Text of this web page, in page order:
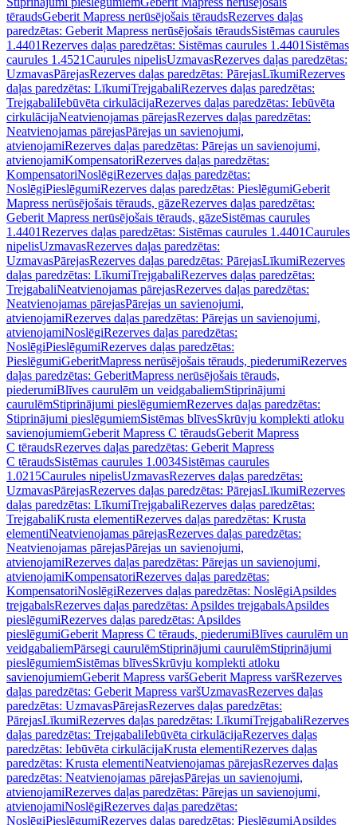
tēraudsGeberit Mapress nerūsējošais tēraudsRezerves daļas
paredzētas: Geberit Mapress nerūsējošais tēraudsSistēmas caurules
1.4401Rezerves daļas paredzētas: Sistēmas caurules 1.4401 Sistēmas
caurules 1.4521Caurules nipelisUzmavasRezerves daļas paredzētas:
UzmavasPārejasRezerves daļas paredzētas: PārejasLīkumiRezerves
daļas paredzētas: LīkumiTrejgabaliRezerves daļas paredzētas:
TrejgabaliIebūvēta cirkulācijaRezerves daļas paredzētas: Iebūvēta
cirkulācijaNeatvienojamas pārejasRezerves daļas paredzētas:
Neatvienojamas pārejasPārejas un savienojumi,
atvienojamiRezerves daļas paredzētas: Pārejas un savienojumi,
atvienojamiKompensatoriRezerves daļas paredzētas:
KompensatoriNoslēgiRezerves daļas paredzētas:
NoslēgiPieslēgumiRezerves daļas paredzētas: PieslēgumiGeberit
Mapress nerūsējošais tērauds, gāzeRezerves daļas paredzētas:
Geberit Mapress nerūsējošais tērauds, gāzeSistēmas caurules
1.4401Rezerves daļas paredzētas: Sistēmas caurules 1.4401Caurules
nipelisUzmavasRezerves daļas paredzētas:
UzmavasPārejasRezerves daļas paredzētas: PārejasLīkumiRezerves
daļas paredzētas: LīkumiTrejgabaliRezerves daļas paredzētas:
TrejgabaliNeatvienojamas pārejasRezerves daļas paredzētas:
Neatvienojamas pārejasPārejas un savienojumi,
atvienojamiRezerves daļas paredzētas: Pārejas un savienojumi,
atvienojamiNoslēgiRezerves daļas paredzētas:
NoslēgiPieslēgumiRezerves daļas paredzētas:
PieslēgumiGeberitMapress nerūsējošais tērauds, piederumiRezerves
daļas paredzētas: GeberitMapress nerūsējošais tērauds,
piederumiBlīves caurulēm un veidgabaliemStiprinājumi
caurulēmStiprinājumi pieslēgumiemRezerves daļas paredzētas:
Stiprinājumi pieslēgumiemSistēmas blīvesSkrūvju komplekti atloku
savienojumiemGeberit Mapress C tēraudsGeberit Mapress
C tēraudsRezerves daļas paredzētas: Geberit Mapress
C tēraudsSistēmas caurules 1.0034Sistēmas caurules
1.0215Caurules nipelisUzmavasRezerves daļas paredzētas:
UzmavasPārejasRezerves daļas paredzētas: PārejasLīkumiRezerves
daļas paredzētas: LīkumiTrejgabaliRezerves daļas paredzētas:
TrejgabaliKrusta elementiRezerves daļas paredzētas: Krusta
elementiNeatvienojamas pārejasRezerves daļas paredzētas:
Neatvienojamas pārejasPārejas un savienojumi,
atvienojamiRezerves daļas paredzētas: Pārejas un savienojumi,
atvienojamiKompensatoriRezerves daļas paredzētas:
KompensatoriNoslēgiRezerves daļas paredzētas: NoslēgiApsildes
trejgabalsRezerves daļas paredzētas: Apsildes trejgabalsApsildes
pieslēgumiRezerves daļas paredzētas: Apsildes
pieslēgumiGeberit Mapress C tērauds, piederumiBlīves caurulēm un
veidgabaliemPārsegi caurulēmStiprinājumi caurulēmStiprinājumi
pieslēgumiemSistēmas blīvesSkrūvju komplekti atloku
savienojumiemGeberit Mapress varšGeberit Mapress varšRezerves
daļas paredzētas: Geberit Mapress varšUzmavasRezerves daļas
paredzētas: UzmavasPārejasRezerves daļas paredzētas:
PārejasLīkumiRezerves daļas paredzētas: LīkumiTrejgabaliRezerves
daļas paredzētas: TrejgabaliIebūvēta cirkulācijaRezerves daļas
paredzētas: Iebūvēta cirkulācijaKrusta elementiRezerves daļas
paredzētas: Krusta elementiNeatvienojamas pārejasRezerves daļas
paredzētas: Neatvienojamas pārejasPārejas un savienojumi,
atvienojamiRezerves daļas paredzētas: Pārejas un savienojumi,
atvienojamiNoslēgiRezerves daļas paredzētas:
NoslēgiPieslēgumiRezerves daļas paredzētas: PieslēgumiApsildes